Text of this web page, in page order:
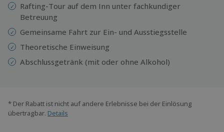
Rafting-Tour auf dem Inn unter fachkundiger
Betreuung
Gemeinsame Fahrt zur Ein- und Ausstiegsstelle
Theoretische Einweisung
Abschlussgetränk (mit oder ohne Alkohol)
* Der Rabatt ist nicht auf andere Erlebnisse bei der Einlösung
übertragbar. Details